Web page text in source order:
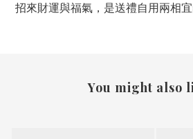
招來財運與福氣，是送禮自用兩相宜
You might also